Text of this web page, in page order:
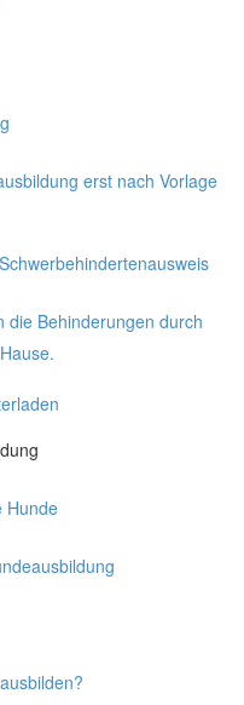
erst nach Vorlage
die Behinderungen durch
Hunde